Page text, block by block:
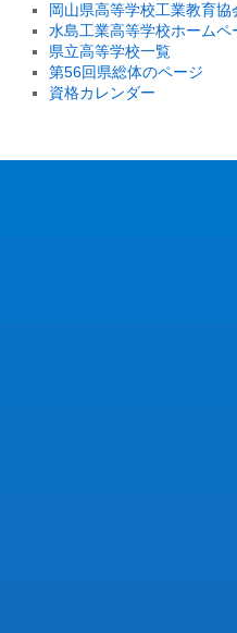
岡山県高等学校工業教育協
水島工業高等学校ホームペ
県立高等学校一覧
第56回県総体のページ
資格カレンダー